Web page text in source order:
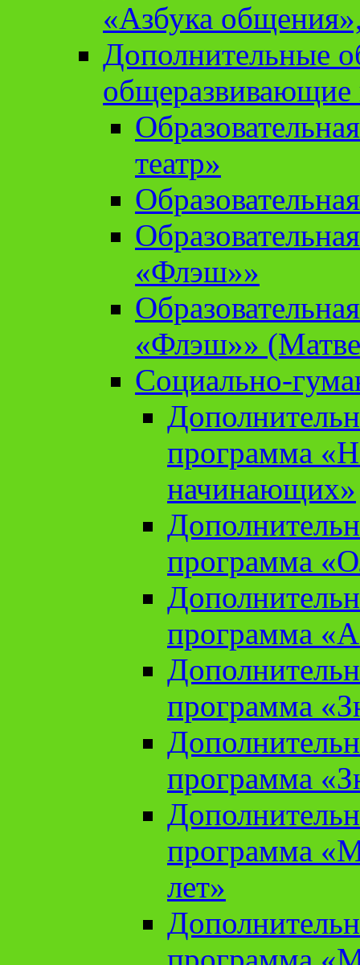
«Азбука
Дополнительные
театр»
«Флэш»»
«Флэш»»
Социально-
программа
начинающих»
программа
программа
программа
программа
программа
лет»